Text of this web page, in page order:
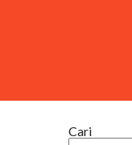
Cari